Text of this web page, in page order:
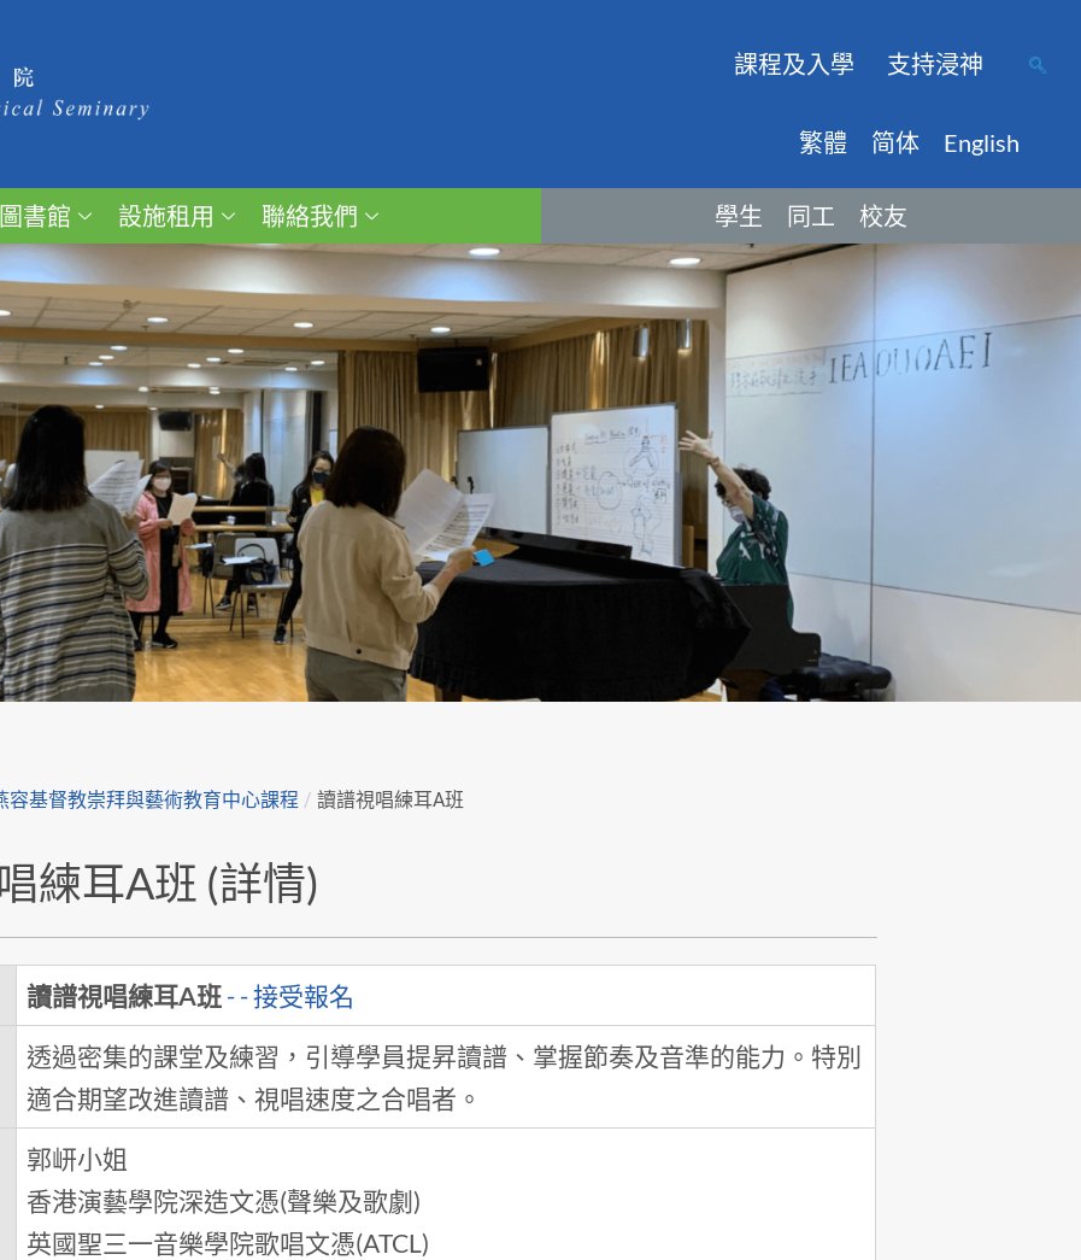
課程及入學 支持浸神
繁體 简体 English
圖書館 設施租用 聯絡我們 學生 同工 校友
容基督教崇拜與藝術教育中心課程 / 讀譜視唱練耳A班
練耳A班 (詳情)
讀譜視唱練耳A班 - - 接受報名
透過密集的課堂及練習，引導學員提昇讀譜、掌握節奏及音準的能力。特別
適合期望改進讀譜、視唱速度之合唱者。
郭岍小姐
香港演藝學院深造文憑(聲樂及歌劇)
英國聖三一音樂學院歌唱文憑(ATCL)